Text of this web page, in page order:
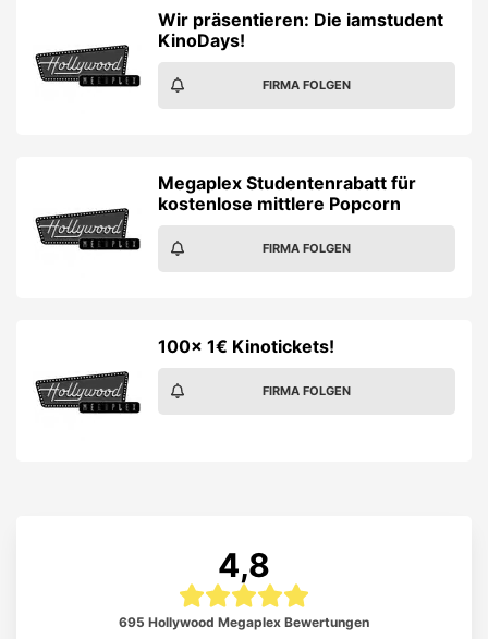
Wir präsentieren: Die iamstudent
KinoDays!
FIRMA FOLGEN
Megaplex Studentenrabatt für
kostenlose mittlere Popcorn
FIRMA FOLGEN
100x 1€ Kinotickets!
FIRMA FOLGEN
4,8
695 Hollywood Megaplex Bewertungen